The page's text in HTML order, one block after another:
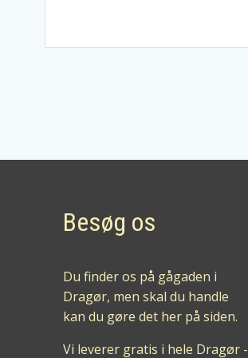
Besøg os
Du finder os på gågaden i
Dragør, men skal du handle
kan du gøre det her på siden.
Vi leverer gratis i hele Dragør -